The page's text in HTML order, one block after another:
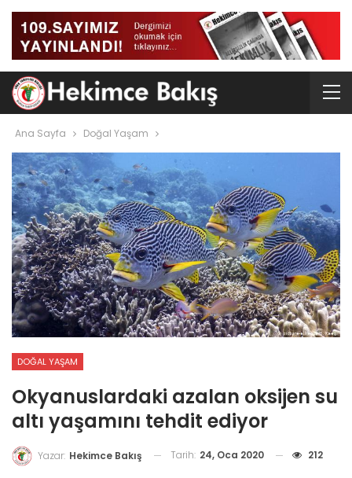
Ana Sayfa Doğal Yaşam
DOĞAL YAŞAM
Okyanuslardaki azalan oksijen su
altı yaşamını tehdit ediyor
Yazar: Hekimce Bakış Tarih: 24, Oca 2020 212